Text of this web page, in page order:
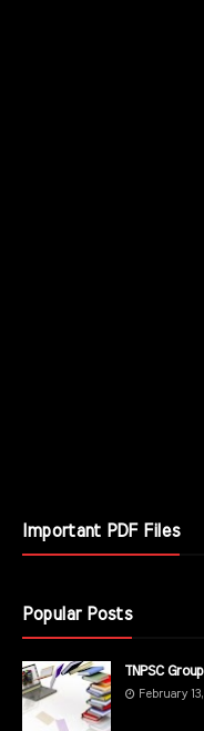
Important PDF Files
Popular Posts
TNPSC
February